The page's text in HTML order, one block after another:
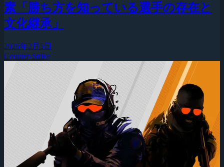
素「勝ち方を知っている選手の存在と
文化継承」
2026年2月5日
Counter-Strike